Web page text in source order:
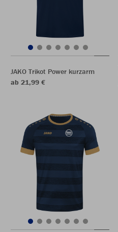
JAKO Trikot Power kurzarm
ab 21,99 €